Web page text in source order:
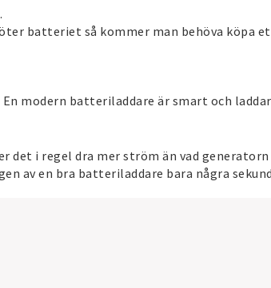
batteriet så kommer man behöva köpa
En modern batteriladdare är smart och
det i regel dra mer ström än vad
av en bra batteriladdare bara några